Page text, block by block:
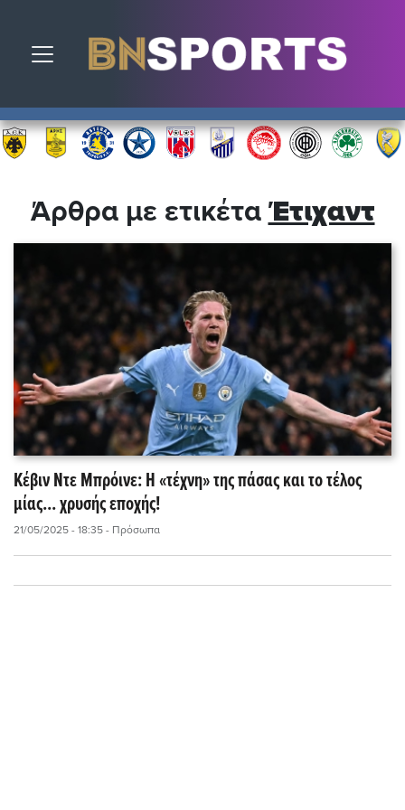
Toggle navigation
Άρθρα με ετικέτα Έτιχαντ
Κέβιν Ντε Μπρόινε: H «τέχνη» της πάσας και το τέλος
μίας... χρυσής εποχής!
21/05/2025 - 18:35 - Πρόσωπα